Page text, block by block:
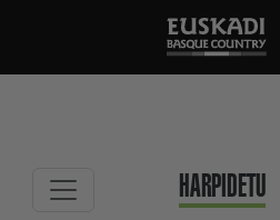
HARPIDETU